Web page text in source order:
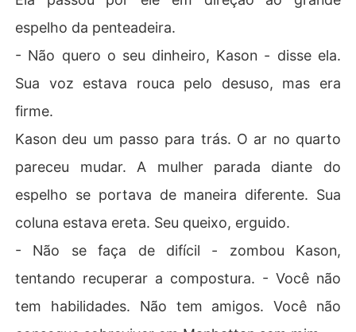
espelho da penteadeira.
- Não quero o seu dinheiro, Kason - disse ela.
Sua voz estava rouca pelo desuso, mas era
firme.
Kason deu um passo para trás. O ar no quarto
pareceu mudar. A mulher parada diante do
espelho se portava de maneira diferente. Sua
coluna estava ereta. Seu queixo, erguido.
- Não se faça de difícil - zombou Kason,
tentando recuperar a compostura. - Você não
tem habilidades. Não tem amigos. Você não